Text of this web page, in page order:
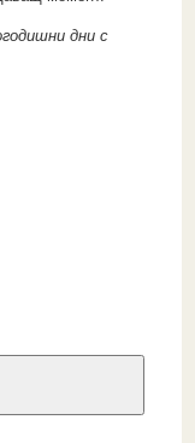
дни с